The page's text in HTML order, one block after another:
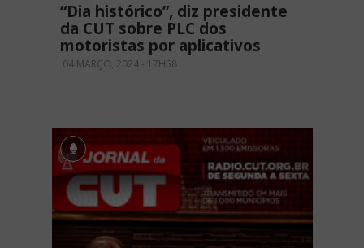
“Dia histórico”, diz presidente
da CUT sobre PLC dos
motoristas por aplicativos
04 MARÇO, 2024 - 17H58